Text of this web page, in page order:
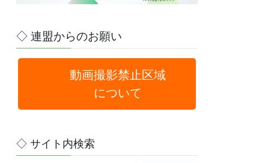
◇ 連盟からのお願い
動画撮影禁止区域
について
◇ サイト内検索